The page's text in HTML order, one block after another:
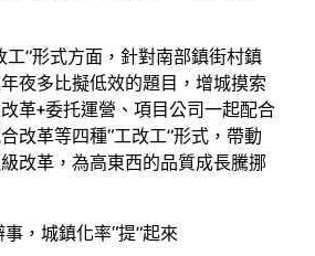
工”形式方面，針對南部鎮街村鎮
夜多比擬低效的題目，增城摸索
革+委托運營、項目公司一起配合
改革等四種“工改工”形式，帶動
改革，為高東西的品質成長騰挪
，城鎮化率“提”起來